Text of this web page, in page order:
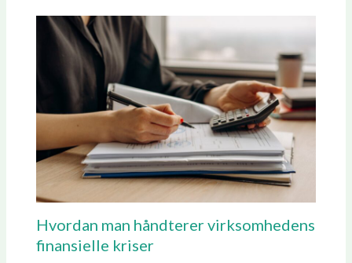
Hvordan man håndterer virksomhedens
finansielle kriser